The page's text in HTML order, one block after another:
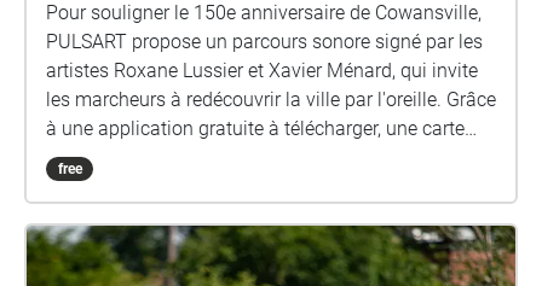
Pour souligner le 150e anniversaire de Cowansville,
PULSART propose un parcours sonore signé par les
artistes Roxane Lussier et Xavier Ménard, qui invite
les marcheurs à redécouvrir la ville par l'oreille. Grâce
à une application gratuite à télécharger, une carte
interactive géolocalisée déclenche automatiquement
des captations de terrain, témoignages, archives et
trajet du parc Centre-ville à l'Église Emmanuel, en
passant par le Musée Bruck, le Pont de la rue James
free